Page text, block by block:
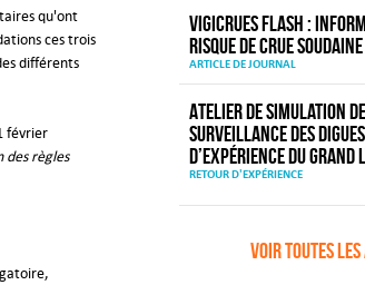
qu'ont
ces trois
différents
février
des règles
VIGICRUES FLASH :
risque de crue soudaine
ARTICLE DE JOURNAL
Atelier de simulation
surveillance des
d’expérience du Grand
RETOUR D'EXPÉRIENCE
Voir toutes